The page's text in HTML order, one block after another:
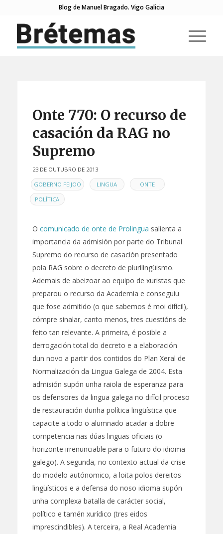
Blog de Manuel Bragado. Vigo Galicia
Onte 770: O recurso de
casación da RAG no
Supremo
23 DE OUTUBRO DE 2013
ENGOBERNO FEIJOO , LINGUA , ONTE ,
POLÍTICA
O comunicado de onte de Prolingua salienta a
importancia da admisión por parte do Tribunal
Supremo do recurso de casación presentado
pola RAG sobre o decreto de plurilingüismo.
Ademais de abeizoar ao equipo de xuristas que
preparou o recurso da Academia e conseguiu
que fose admitido (o que sabemos é moi difícil),
cómpre sinalar, canto menos, tres cuestións de
feito tan relevante. A primeira, é posible a
derrogación total do decreto e a elaboración
dun novo a partir dos contidos do Plan Xeral de
Normalización da Lingua Galega de 2004. Esta
admisión supón unha raiola de esperanza para
os defensores da lingua galega no difícil proceso
de restauración dunha política lingüística que
capacite a todo o alumnado acadar a dobre
competencia nas dúas linguas oficiais (o
horizonte irrenunciable para o futuro do idioma
galego). A segunda, no contexto actual da crise
do modelo autónomico, a loita polos dereitos
lingüísticos e a defensa do noso idioma supón
unha complexa batalla de carácter social,
político e tamén xurídico (tres eidos
imprescindibles). A terceira, a Real Academia